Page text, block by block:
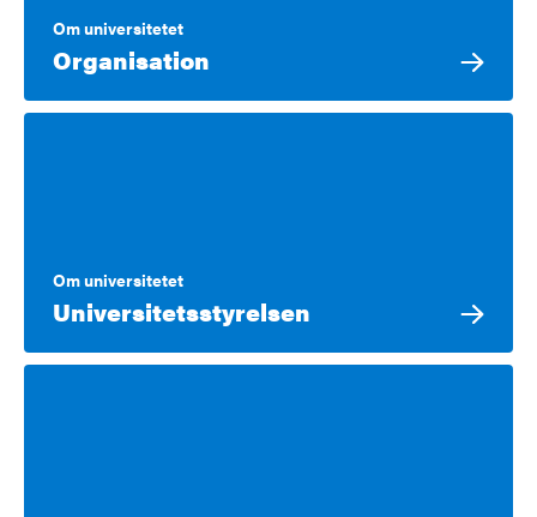
Om universitetet
Organisation
Om universitetet
Universitetsstyrelsen